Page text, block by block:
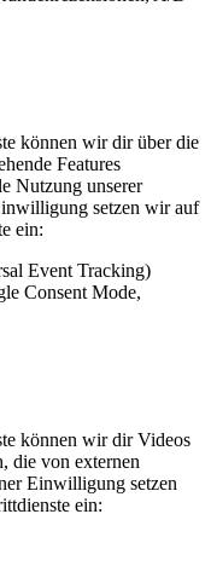
können wir dir über die
Features
Nutzung unserer
setzen wir auf
ein:
Event Tracking)
Consent Mode,
können wir dir Videos
die von externen
Einwilligung setzen
ein: